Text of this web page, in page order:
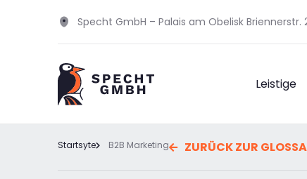
Specht GmbH – Palais am Obelisk Briennerstr.
Leistige
Startsyte B2B Marketing ZURÜCK ZUR